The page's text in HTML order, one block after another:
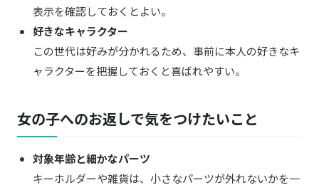
アニマルドーナツ 4個
表示を確認しておくとよい。
好きなキャラクター
この世代は好みが分かれるため、事前に本人の好きなキ
ャラクターを把握しておくと喜ばれやすい。
女の子へのお返しで気をつけたいこと
対象年齢と細かなパーツ
キーホルダーや雑貨は、小さなパーツが外れないかを一